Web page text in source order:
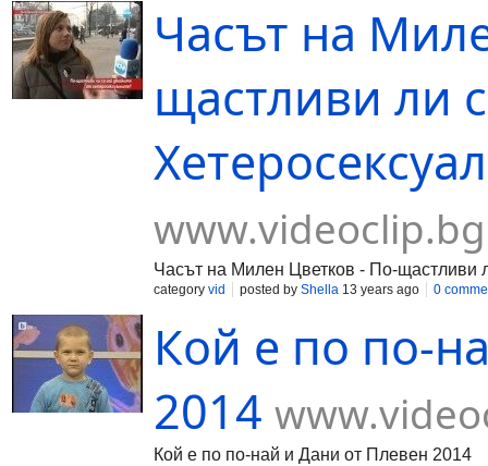
Часът на
щастливи ли
www.videoclip.bg
Часът на Милен Цветков - По-щастливи
category vid posted by Shella 13 years ago 0
Кой е по по-
2014
Кой е по по-най и Дани от Плевен 2014